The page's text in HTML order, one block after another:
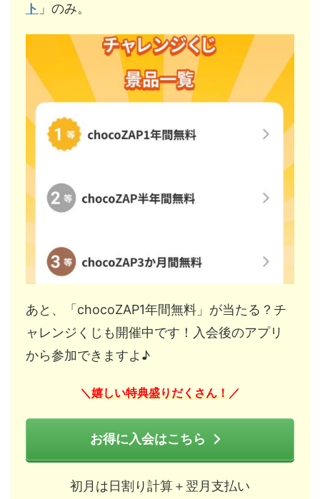
ト 」のみ。
あと、「chocoZAP1年間無料」が当たる？チ
ャレンジくじも開催中です！入会後のアプリ
から参加できますよ♪
＼ 嬉しい特典盛りだくさん！ ／
お得に入会はこちら
初月は日割り計算＋翌月支払い